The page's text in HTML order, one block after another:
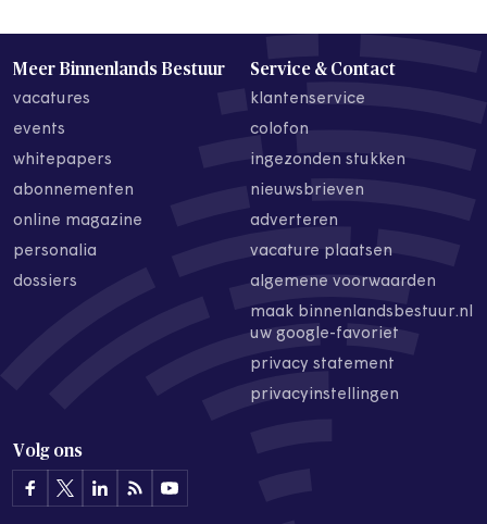
Meer Binnenlands Bestuur
vacatures
events
whitepapers
abonnementen
online magazine
personalia
dossiers
Service & Contact
klantenservice
colofon
ingezonden stukken
nieuwsbrieven
adverteren
vacature plaatsen
algemene voorwaarden
maak binnenlandsbestuur.nl
uw google-favoriet
privacy statement
privacyinstellingen
Volg ons